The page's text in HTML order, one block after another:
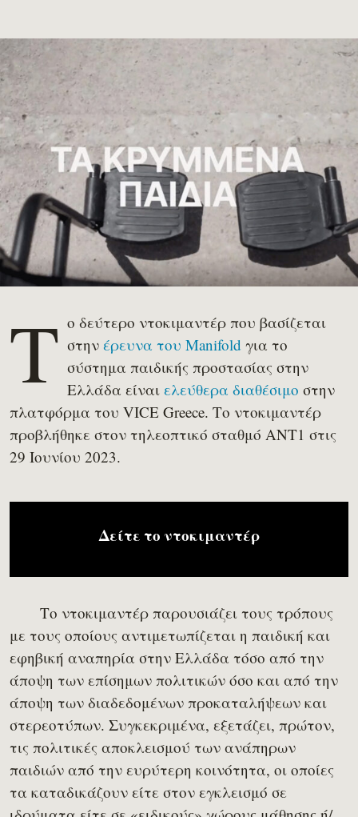
Τ ο δεύτερο ντοκιμαντέρ που βασίζεται
στην έρευνα του Manifold για το
σύστημα παιδικής προστασίας στην
Ελλάδα είναι ελεύθερα διαθέσιμο στην
πλατφόρμα του VICE Greece. Το ντοκιμαντέρ
προβλήθηκε στον τηλεοπτικό σταθμό ΑΝΤ1 στις
29 Ιουνίου 2023.
Δείτε το ντοκιμαντέρ
Το ντοκιμαντέρ παρουσιάζει τους τρόπους
με τους οποίους αντιμετωπίζεται η παιδική και
εφηβική αναπηρία στην Ελλάδα τόσο από την
άποψη των επίσημων πολιτικών όσο και από την
άποψη των διαδεδομένων προκαταλήψεων και
στερεοτύπων. Συγκεκριμένα, εξετάζει, πρώτον,
τις πολιτικές αποκλεισμού των ανάπηρων
παιδιών από την ευρύτερη κοινότητα, οι οποίες
τα καταδικάζουν είτε στον εγκλεισμό σε